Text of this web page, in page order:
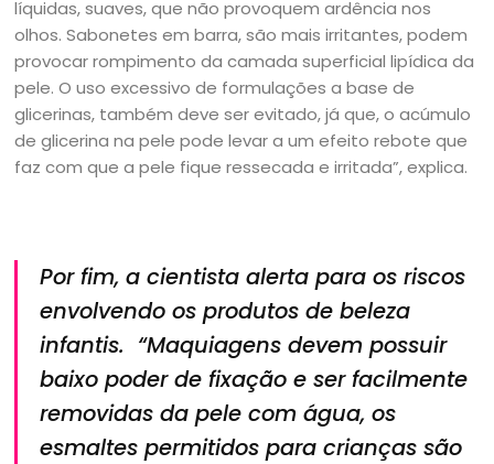
líquidas, suaves, que não provoquem ardência nos
olhos. Sabonetes em barra, são mais irritantes, podem
provocar rompimento da camada superficial lipídica da
pele. O uso excessivo de formulações a base de
glicerinas, também deve ser evitado, já que, o acúmulo
de glicerina na pele pode levar a um efeito rebote que
faz com que a pele fique ressecada e irritada”, explica.
Por fim, a cientista alerta para os riscos
envolvendo os produtos de beleza
infantis. “Maquiagens devem possuir
baixo poder de fixação e ser facilmente
removidas da pele com água, os
esmaltes permitidos para crianças são